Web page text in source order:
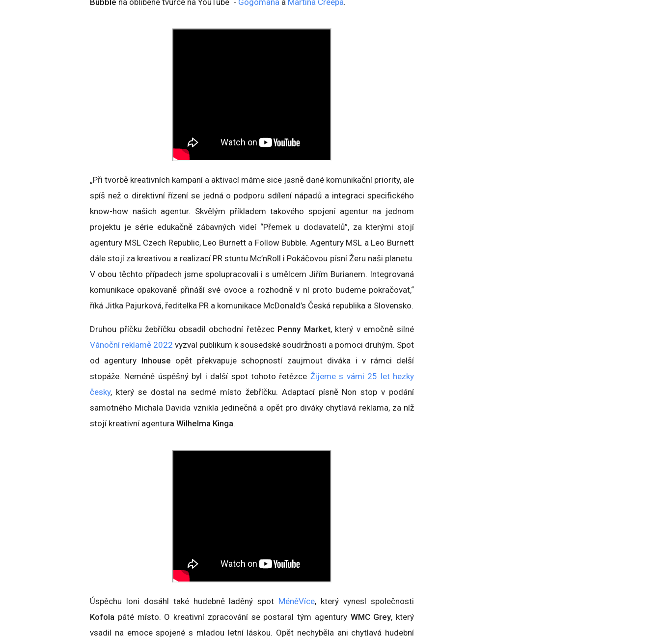
Bubble na oblíbené tvůrce na YouTube - Gogomana a Martina Creepa.
„Při tvorbě kreativních kampaní a aktivací máme sice jasně dané komunikační priority, ale
spíš než o direktivní řízení se jedná o podporu sdílení nápadů a integraci specifického
know-how našich agentur. Skvělým příkladem takového spojení agentur na jednom
projektu je série edukačně zábavných videí “Přemek u dodavatelů”, za kterými stojí
agentury MSL Czech Republic, Leo Burnett a Follow Bubble. Agentury MSL a Leo Burnett
dále stojí za kreativou a realizací PR stuntu Mc’nRoll i Pokáčovou písní Žeru naši planetu.
V obou těchto případech jsme spolupracovali i s umělcem Jiřím Burianem. Integrovaná
komunikace opakovaně přináší své ovoce a rozhodně v ní proto budeme pokračovat,“
říká Jitka Pajurková, ředitelka PR a komunikace McDonald’s Česká republika a Slovensko.
Druhou příčku žebříčku obsadil obchodní řetězec Penny Market, který v emočně silné
Vánoční reklamě 2022 vyzval publikum k sousedské soudržnosti a pomoci druhým. Spot
od agentury Inhouse opět překvapuje schopností zaujmout diváka i v rámci delší
stopáže. Neméně úspěšný byl i další spot tohoto řetězce Žijeme s vámi 25 let hezky
česky, který se dostal na sedmé místo žebříčku. Adaptací písně Non stop v podání
samotného Michala Davida vznikla jedinečná a opět pro diváky chytlavá reklama, za níž
stojí kreativní agentura Wilhelma Kinga.
Úspěchu loni dosáhl také hudebně laděný spot MéněVíce, který vynesl společnosti
Kofola páté místo. O kreativní zpracování se postaral tým agentury WMC Grey, který
vsadil na emoce spojené s mladou letní láskou. Opět nechyběla ani chytlavá hudební